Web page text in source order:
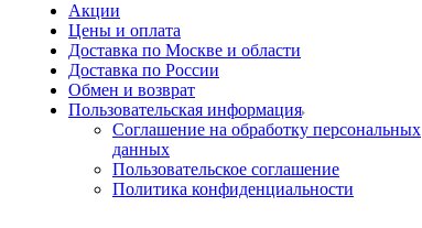
Акции
Цены и оплата
Доставка по Москве и области
Доставка по России
Обмен и возврат
Пользовательская информация
Соглашение на обработку персональных
данных
Пользовательское соглашение
Политика конфиденциальности